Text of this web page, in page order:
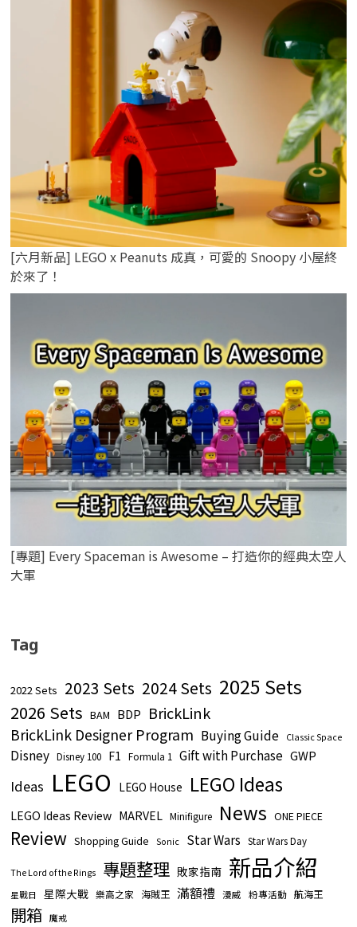
[六月新品] LEGO x Peanuts 成真，可愛的 Snoopy 小屋終
於來了！
[專題] Every Spaceman is Awesome – 打造你的經典太空人
大軍
Tag
2022 Sets 2023 Sets 2024 Sets 2025 Sets
2026 Sets BAM BDP BrickLink
BrickLink Designer Program Buying Guide Classic Space
Disney Disney 100 F1 Formula 1 Gift with Purchase GWP
Ideas LEGO LEGO House LEGO Ideas
LEGO Ideas Review MARVEL Minifigure News ONE PIECE
Review Shopping Guide Sonic Star Wars Star Wars Day
The Lord of the Rings 專題整理 敗家指南 新品介紹
星戰日 星際大戰 樂高之家 海賊王 滿額禮 漫威 粉專活動 航海王
開箱 魔戒